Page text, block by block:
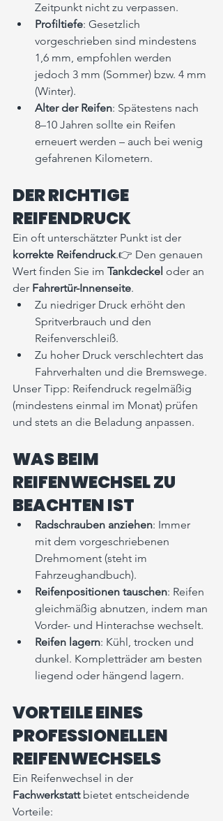
Zeitpunkt nicht zu verpassen.
Profiltiefe: Gesetzlich
vorgeschrieben sind mindestens
1,6 mm, empfohlen werden
jedoch 3 mm (Sommer) bzw. 4 mm
(Winter).
Alter der Reifen: Spätestens nach
8–10 Jahren sollte ein Reifen
erneuert werden – auch bei wenig
gefahrenen Kilometern.
DER RICHTIGE
REIFENDRUCK
Ein oft unterschätzter Punkt ist der
korrekte Reifendruck.👉 Den genauen
Wert finden Sie im Tankdeckel oder an
der Fahrertür-Innenseite.
Zu niedriger Druck erhöht den
Spritverbrauch und den
Reifenverschleiß.
Zu hoher Druck verschlechtert das
Fahrverhalten und die Bremswege.
Unser Tipp: Reifendruck regelmäßig
(mindestens einmal im Monat) prüfen
und stets an die Beladung anpassen.
WAS BEIM
REIFENWECHSEL ZU
BEACHTEN IST
Radschrauben anziehen: Immer
mit dem vorgeschriebenen
Drehmoment (steht im
Fahrzeughandbuch).
Reifenpositionen tauschen: Reifen
gleichmäßig abnutzen, indem man
Vorder- und Hinterachse wechselt.
Reifen lagern: Kühl, trocken und
dunkel. Kompletträder am besten
liegend oder hängend lagern.
VORTEILE EINES
PROFESSIONELLEN
REIFENWECHSELS
Ein Reifenwechsel in der
Fachwerkstatt bietet entscheidende
Vorteile: